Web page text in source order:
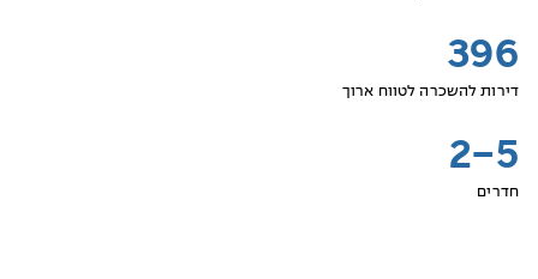
396
דירות להשכרה לטווח ארוך
2-5
חדרים